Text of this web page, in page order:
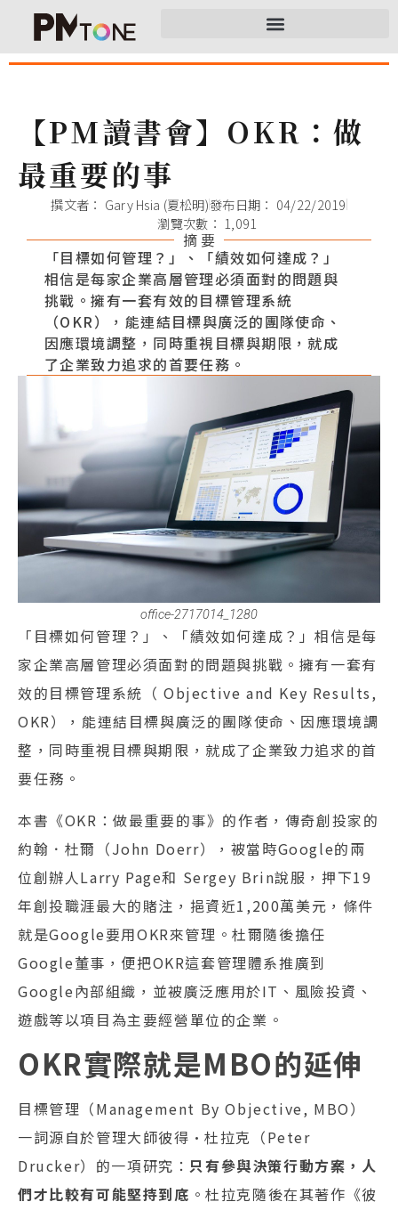
【PM讀書會】OKR：做
最重要的事
撰文者： Gary Hsia (夏松明)發布日期： 04/22/2019
瀏覽次數： 1,091
摘 要
「目標如何管理？」、「績效如何達成？」
相信是每家企業高層管理必須面對的問題與
挑戰。擁有一套有效的目標管理系統
（OKR），能連結目標與廣泛的團隊使命、
因應環境調整，同時重視目標與期限，就成
了企業致力追求的首要任務。
office-2717014_1280
「目標如何管理？」、「績效如何達成？」相信是每
家企業高層管理必須面對的問題與挑戰。擁有一套有
效的目標管理系統（ Objective and Key Results,
OKR），能連結目標與廣泛的團隊使命、因應環境調
整，同時重視目標與期限，就成了企業致力追求的首
要任務。
本書《OKR：做最重要的事》的作者，傳奇創投家的
約翰．杜爾（John Doerr），被當時Google的兩
位創辦人Larry Page和 Sergey Brin說服，押下19
年創投職涯最大的賭注，挹資近1,200萬美元，條件
就是Google要用OKR來管理。杜爾隨後擔任
Google董事，便把OKR這套管理體系推廣到
Google內部組織，並被廣泛應用於IT、風險投資、
遊戲等以項目為主要經營單位的企業。
OKR實際就是MBO的延伸
目標管理（Management By Objective, MBO）
一詞源自於管理大師彼得•杜拉克（Peter
Drucker）的一項研究：只有參與決策行動方案，人
們才比較有可能堅持到底 。杜拉克隨後在其著作《彼